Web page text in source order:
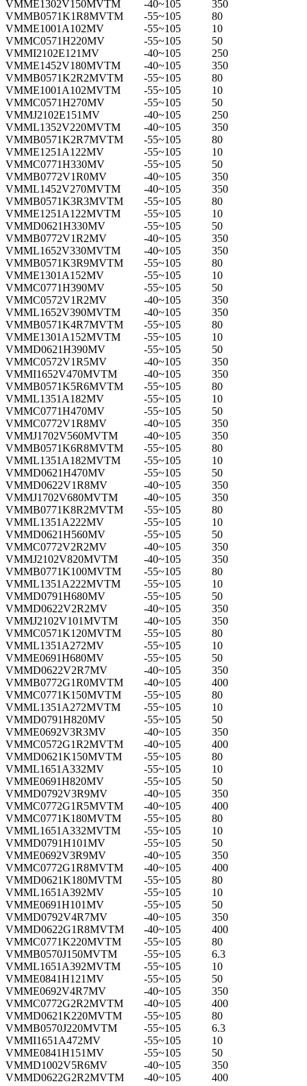
VMME1302V150MVTM -40~105
350
VMMB0571K1R8MVTM
-55~105
80
VMME1001A102MV
-55~105
10
VMMC0571H220MV
-55~105
50
VMMI2102E121MV
-40~105
250
VMME1452V180MVTM
-40~105
350
VMMB0571K2R2MVTM
-55~105
80
VMME1001A102MVTM
-55~105
10
VMMC0571H270MV
-55~105
50
VMMJ2102E151MV
-40~105
250
VMML1352V220MVTM
-40~105
350
VMMB0571K2R7MVTM
-55~105
80
VMME1251A122MV
-55~105
10
VMMC0771H330MV
-55~105
50
VMMB0772V1R0MV
-40~105
350
VMML1452V270MVTM
-40~105
350
VMMB0571K3R3MVTM
-55~105
80
VMME1251A122MVTM
-55~105
10
VMMD0621H330MV
-55~105
50
VMMB0772V1R2MV
-40~105
350
VMML1652V330MVTM
-40~105
350
VMMB0571K3R9MVTM
-55~105
80
VMME1301A152MV
-55~105
10
VMMC0771H390MV
-55~105
50
VMMC0572V1R2MV
-40~105
350
VMML1652V390MVTM
-40~105
350
VMMB0571K4R7MVTM
-55~105
80
VMME1301A152MVTM
-55~105
10
VMMD0621H390MV
-55~105
50
VMMC0572V1R5MV
-40~105
350
VMMI1652V470MVTM
-40~105
350
VMMB0571K5R6MVTM
-55~105
80
VMML1351A182MV
-55~105
10
VMMC0771H470MV
-55~105
50
VMMC0772V1R8MV
-40~105
350
VMMJ1702V560MVTM
-40~105
350
VMMB0571K6R8MVTM
-55~105
80
VMML1351A182MVTM
-55~105
10
VMMD0621H470MV
-55~105
50
VMMD0622V1R8MV
-40~105
350
VMMJ1702V680MVTM
-40~105
350
VMMB0771K8R2MVTM
-55~105
80
VMML1351A222MV
-55~105
10
VMMD0621H560MV
-55~105
50
VMMC0772V2R2MV
-40~105
350
VMMJ2102V820MVTM
-40~105
350
VMMB0771K100MVTM
-55~105
80
VMML1351A222MVTM
-55~105
10
VMMD0791H680MV
-55~105
50
VMMD0622V2R2MV
-40~105
350
VMMJ2102V101MVTM
-40~105
350
VMMC0571K120MVTM
-55~105
80
VMML1351A272MV
-55~105
10
VMME0691H680MV
-55~105
50
VMMD0622V2R7MV
-40~105
350
VMMB0772G1R0MVTM
-40~105
400
VMMC0771K150MVTM
-55~105
80
VMML1351A272MVTM
-55~105
10
VMMD0791H820MV
-55~105
50
VMME0692V3R3MV
-40~105
350
VMMC0572G1R2MVTM
-40~105
400
VMMD0621K150MVTM
-55~105
80
VMML1651A332MV
-55~105
10
VMME0691H820MV
-55~105
50
VMMD0792V3R9MV
-40~105
350
VMMC0772G1R5MVTM
-40~105
400
VMMC0771K180MVTM
-55~105
80
VMML1651A332MVTM
-55~105
10
VMMD0791H101MV
-55~105
50
VMME0692V3R9MV
-40~105
350
VMMC0772G1R8MVTM
-40~105
400
VMMD0621K180MVTM
-55~105
80
VMML1651A392MV
-55~105
10
VMME0691H101MV
-55~105
50
VMMD0792V4R7MV
-40~105
350
VMMD0622G1R8MVTM
-40~105
400
VMMC0771K220MVTM
-55~105
80
VMMB0570J150MVTM
-55~105
6.3
VMML1651A392MVTM
-55~105
10
VMME0841H121MV
-55~105
50
VMME0692V4R7MV
-40~105
350
VMMC0772G2R2MVTM
-40~105
400
VMMD0621K220MVTM
-55~105
80
VMMB0570J220MVTM
-55~105
6.3
VMMI1651A472MV
-55~105
10
VMME0841H151MV
-55~105
50
VMMD1002V5R6MV
-40~105
350
VMMD0622G2R2MVTM
-40~105
400